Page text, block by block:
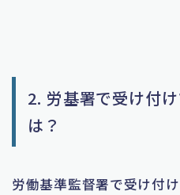
2. 労基署で受け付
は？
労働基準監督署で受け付